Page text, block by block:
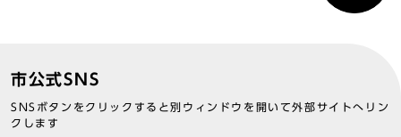
市公式SNS
SNSボタンをクリックすると別ウィンドウを開いて外部サイトへリン
クします